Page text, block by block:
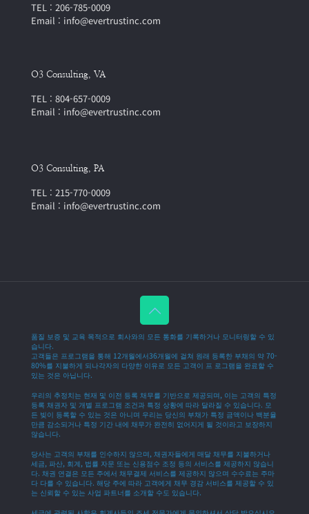
TEL : 206-785-0009
Email : info@evertrustinc.com
O3 Consulting, VA
TEL : 804-657-0009
Email : info@evertrustinc.com
O3 Consulting, PA
TEL : 215-770-0009
Email : info@evertrustinc.com
품질 보증 및 교육 목적으로 회사와의 모든 통화를 기록하거나 모니터링할 수 있
습니다.
고객들은 프로그램을 통해 12개월에서36개월에 걸쳐 원래 등록한 부채의 약 70-
80%를 지불하게 되나각자의 다양한 이유로 모든 고객이 프 로그램을 완료할 수
있는 것은 아닙니다.
우리의 추정치는 현재 및 이전 등록 채무를 기반으로 제공되며, 이는 고객의 특정
등록 채권자 및 개별 프로그램 조건과 특정 상황에 따라 달라질 수 있습니다. 모
든 빚이 등록할 수 있는 것은 아니며 우리는 당신의 부채가 특정 금액이나 백분율
만큼 감소되거나 특정 기간 내에 채무가 완전히 없어지게 될 것이라고 보장하지
않습니다.
당사는 고객의 부채를 인수하지 않으며, 채권자들에게 매달 채무를 지불하거나
세금, 파산, 회계, 법률 자문 또는 신용점수 조정 등의 서비스를 제공하지 않습니
다. 채권 연결은 모든 주에서 채무결제 서비스를 제공하지 않으며 수수료는 주마
다 다를 수 있습니다. 해당 주에 따라 고객에게 채무 경감 서비스를 제공할 수 있
는 신뢰할 수 있는 사업 파트너를 소개할 수도 있습니다.